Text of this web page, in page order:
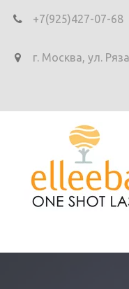
+7(925)427-07-68
г. Москва, ул.